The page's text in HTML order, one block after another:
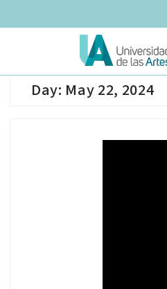
Day: May 22, 2024